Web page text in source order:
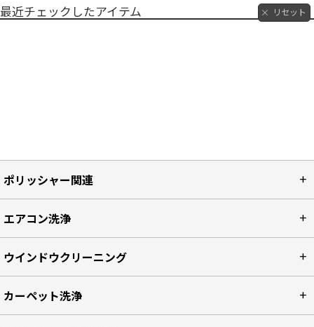
最近チェックしたアイテム リセット
ポリッシャー関連
エアコン洗浄
ウインドウクリーニング
カーペット洗浄